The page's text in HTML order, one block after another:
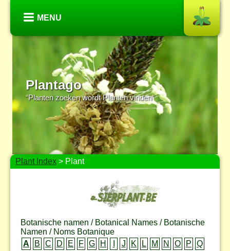
MENU
Plantago
“Planten zoeken wordt Planten vinden”
Plant Index > Plant
Botanische namen / Botanical Names / Botanische
Namen / Noms Botanique
A
B C D E F G H J K L M N O P
Q